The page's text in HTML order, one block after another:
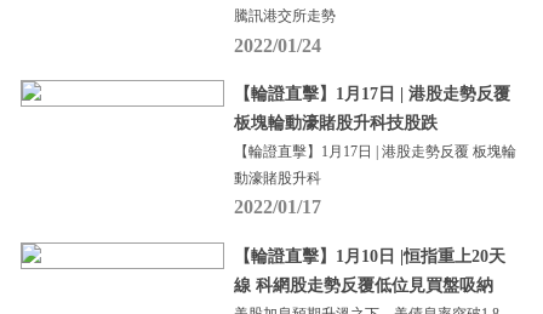
騰訊港交所走勢
2022/01/24
【輪證直擊】1月17日 | 港股走勢反覆
板塊輪動濠賭股升科技股跌
【輪證直擊】1月17日 | 港股走勢反覆 板塊輪
動濠賭股升科
2022/01/17
【輪證直擊】1月10日 |恒指重上20天
線 科網股走勢反覆低位見買盤吸納